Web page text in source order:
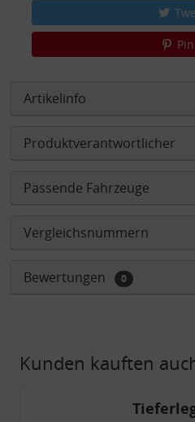
Artikelinfo
Produktverantwortlicher
Passende Fahrzeuge
Vergleichsnummern
Bewertungen 0
Kunden kauften